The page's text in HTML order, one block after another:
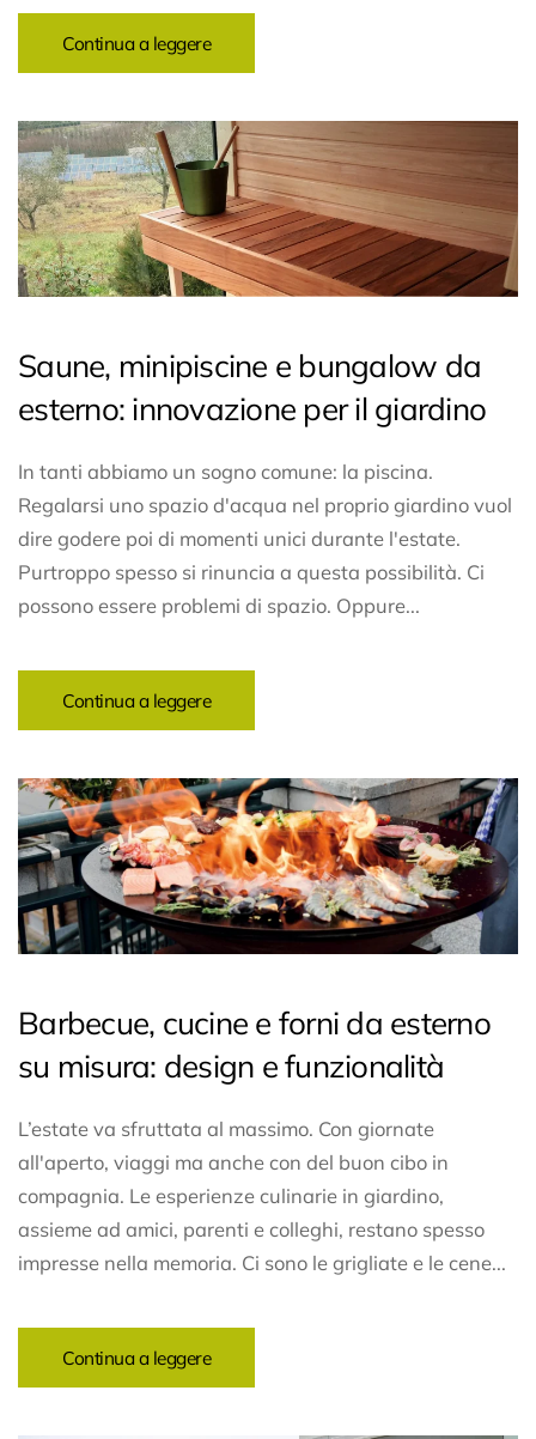
Continua a leggere
Saune, minipiscine e bungalow da
esterno: innovazione per il giardino
In tanti abbiamo un sogno comune: la piscina.
Regalarsi uno spazio d'acqua nel proprio giardino vuol
dire godere poi di momenti unici durante l'estate.
Purtroppo spesso si rinuncia a questa possibilità. Ci
possono essere problemi di spazio. Oppure...
Continua a leggere
Barbecue, cucine e forni da esterno
su misura: design e funzionalità
L’estate va sfruttata al massimo. Con giornate
all'aperto, viaggi ma anche con del buon cibo in
compagnia. Le esperienze culinarie in giardino,
assieme ad amici, parenti e colleghi, restano spesso
impresse nella memoria. Ci sono le grigliate e le cene...
Continua a leggere